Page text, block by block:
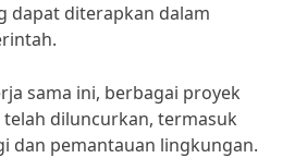
dapat diterapkan dalam
sama ini, berbagai proyek
diluncurkan, termasuk
dan pemantauan lingkungan.